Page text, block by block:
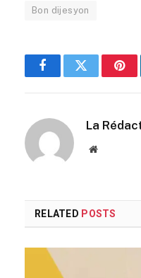
Bon dijesyon
FacebookTwitter
La
Website
RELATED POSTS